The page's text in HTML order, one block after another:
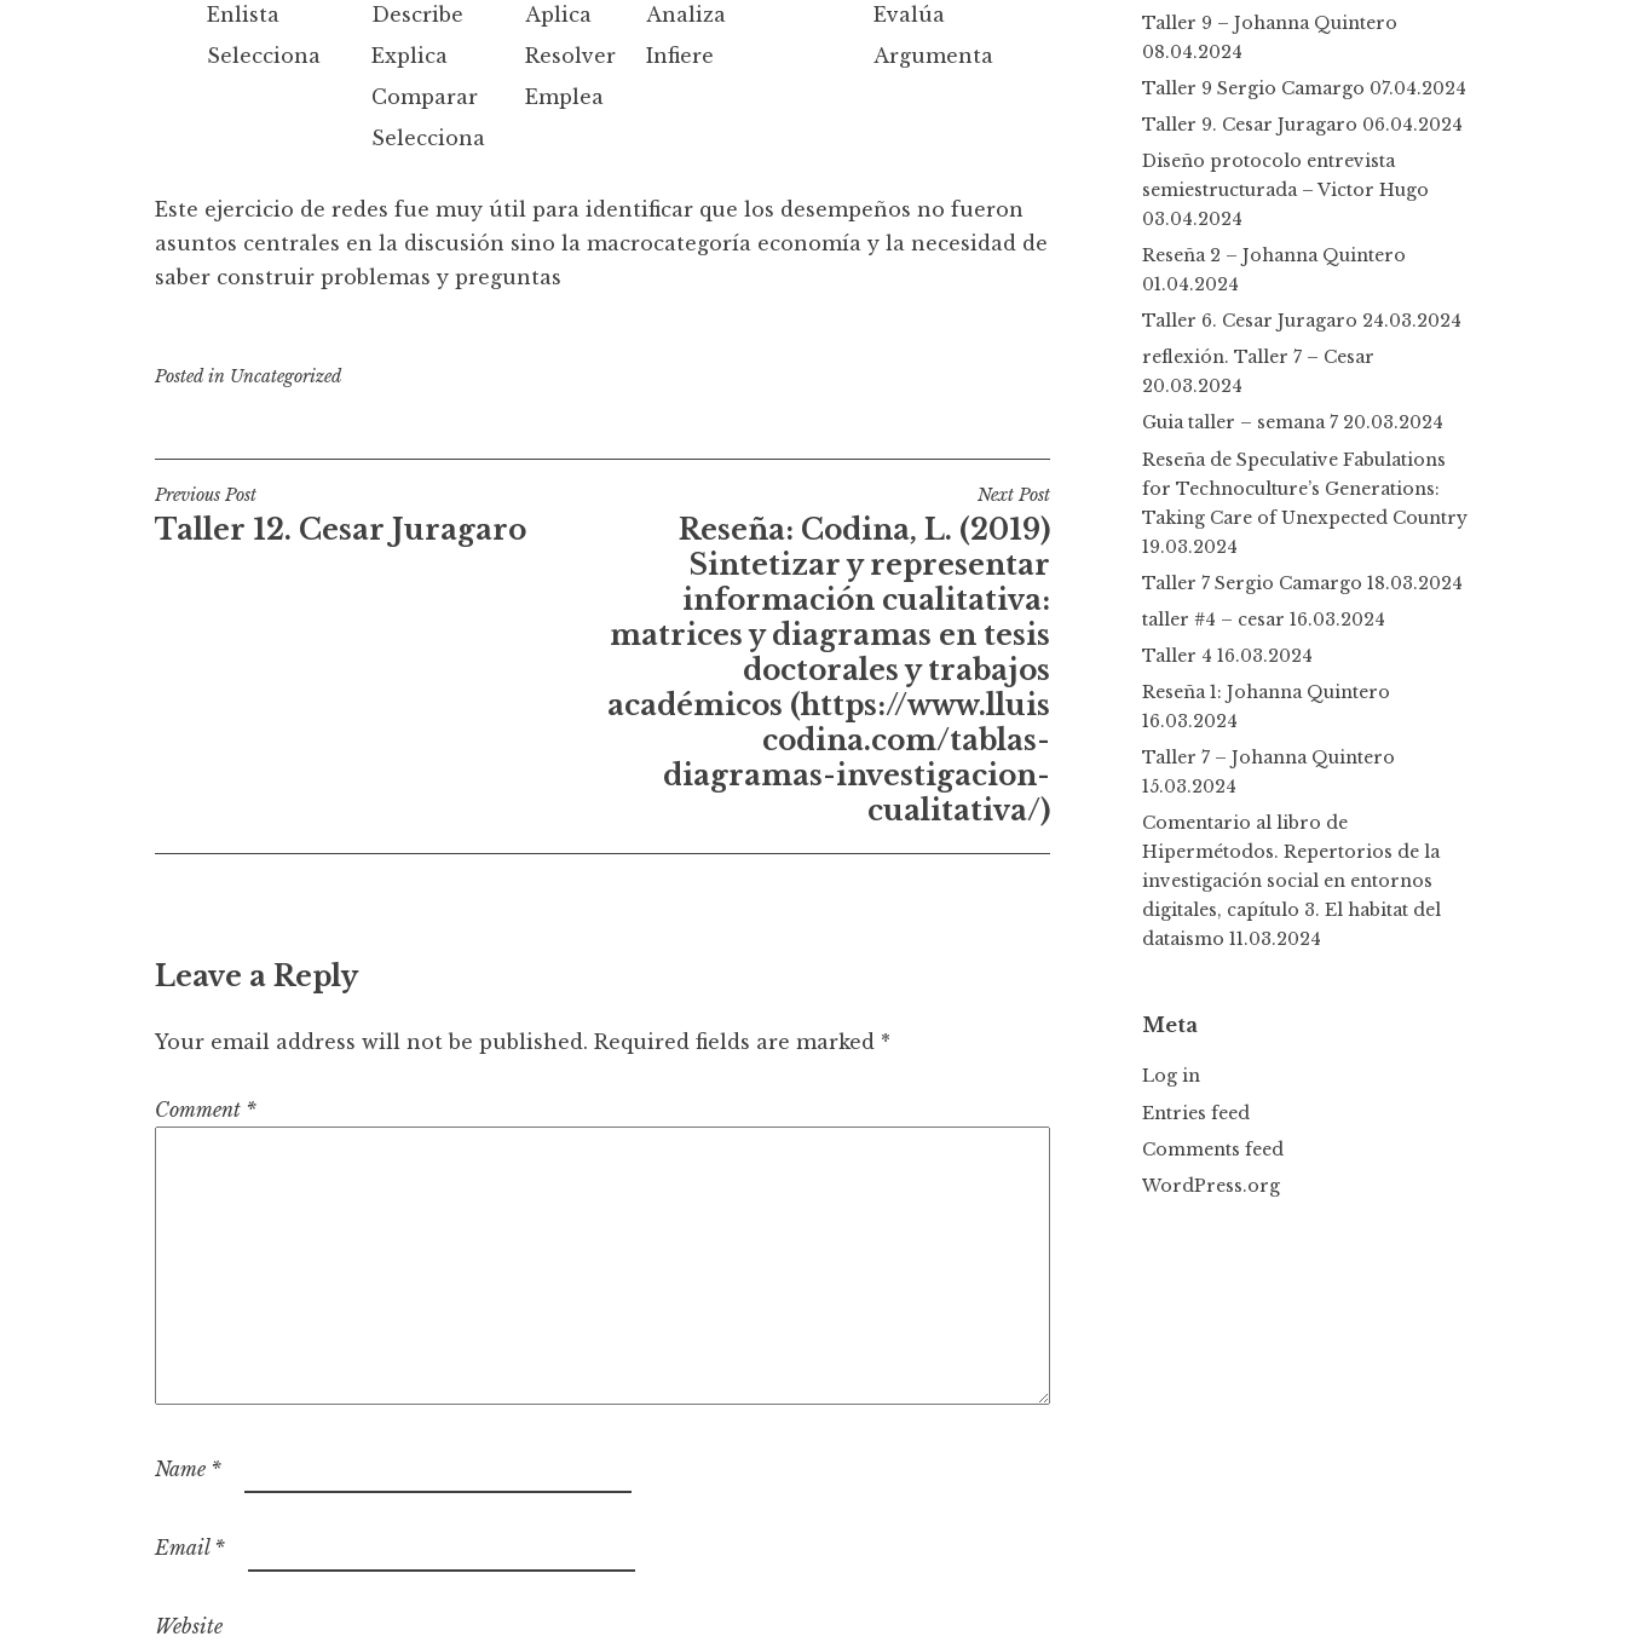
Enlista
Describe Aplica Analiza
Evalúa
Selecciona
Explica Resolver Infiere
Argumenta
Comparar
Emplea
Selecciona
Este ejercicio de redes fue muy útil para identificar que los desempeños no fueron
asuntos centrales en la discusión sino la macrocategoría economía y la necesidad de
saber construir problemas y preguntas
Posted in Uncategorized
P
o
g
t
i
o
Previous Post
Taller 12. Cesar Juragaro
Next Post
Reseña: Codina, L. (2019)
Sintetizar y representar
información cualitativa:
matrices y diagramas en tesis
doctorales y trabajos
académicos (https://www.lluis
codina.com/tablas-
diagramas-investigacion-
cualitativa/)
Leave a Reply
Your email address will not be published. Required fields are marked *
Comment *
Name *
Email *
Website
Taller 9 – Johanna Quintero
08.04.2024
Taller 9 Sergio Camargo 07.04.2024
Taller 9. Cesar Juragaro 06.04.2024
Diseño protocolo entrevista
semiestructurada – Victor Hugo
03.04.2024
Reseña 2 – Johanna Quintero
01.04.2024
Taller 6. Cesar Juragaro 24.03.2024
reflexión. Taller 7 – Cesar
20.03.2024
Guia taller – semana 7 20.03.2024
Reseña de Speculative Fabulations
for Technoculture’s Generations:
Taking Care of Unexpected Country
19.03.2024
Taller 7 Sergio Camargo 18.03.2024
taller #4 – cesar 16.03.2024
Taller 4 16.03.2024
Reseña 1: Johanna Quintero
16.03.2024
Taller 7 – Johanna Quintero
15.03.2024
Comentario al libro de
Hipermétodos. Repertorios de la
investigación social en entornos
digitales, capítulo 3. El habitat del
dataismo 11.03.2024
Meta
Log in
Entries feed
Comments feed
WordPress.org